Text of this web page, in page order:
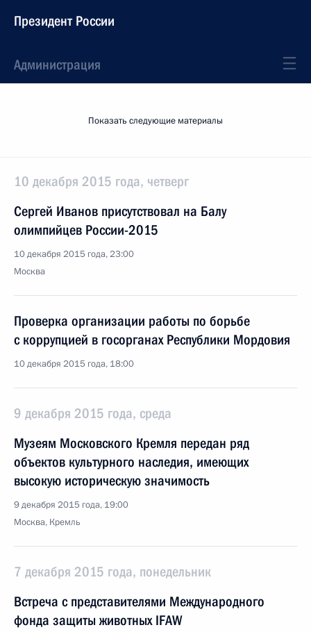
Президент России
Администрация
Показать следующие материалы
10 декабря 2015 года, четверг
Сергей Иванов присутствовал на Балу
олимпийцев России-2015
10 декабря 2015 года, 23:00
Москва
Проверка организации работы по борьбе
с коррупцией в госорганах Республики Мордовия
10 декабря 2015 года, 18:00
9 декабря 2015 года, среда
Музеям Московского Кремля передан ряд
объектов культурного наследия, имеющих
высокую историческую значимость
9 декабря 2015 года, 19:00
Москва, Кремль
7 декабря 2015 года, понедельник
Встреча с представителями Международного
фонда защиты животных IFAW